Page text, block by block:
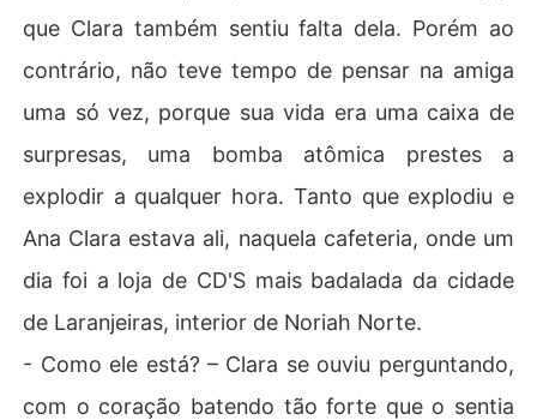
que Clara também sentiu falta dela. Porém ao
contrário, não teve tempo de pensar na amiga
uma só vez, porque sua vida era uma caixa de
surpresas, uma bomba atômica prestes a
explodir a qualquer hora. Tanto que explodiu e
Ana Clara estava ali, naquela cafeteria, onde um
dia foi a loja de CD'S mais badalada da cidade
de Laranjeiras, interior de Noriah Norte.
- Como ele está? – Clara se ouviu perguntando,
com o coração batendo tão forte que o sentia